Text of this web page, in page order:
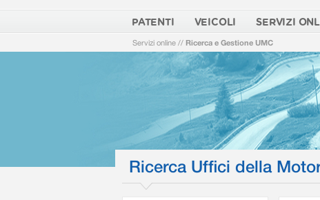
PATENTI VEICOLI SERVIZI
Servizi online // Ricerca e Gestione UMC
Ricerca Uffici della